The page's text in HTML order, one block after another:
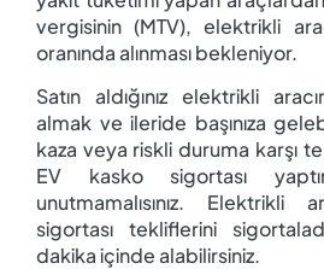
vergisinin (MTV), elektrikli
oranında alınması bekleniyor.
Satın aldığınız elektrikli
almak ve ileride başınıza
kaza veya riskli duruma karşı
EV kasko sigortası
unutmamalısınız. Elektrikli
sigortası tekliflerini
dakika içinde alabilirsiniz.